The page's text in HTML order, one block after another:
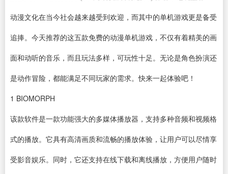
动漫文化在当今社会越来越受到欢迎，而其中的单机游戏更是备受
追捧。今天推荐的这五款免费的动漫单机游戏，不仅有着精美的画
面和动听的音乐，而且玩法多样，可玩性十足。无论是角色扮演还
是动作冒险，都能满足不同玩家的需求。快来一起体验吧！
1 BIOMORPH
该款软件是一款功能强大的多媒体播放器 ，支持多种音频和视频格
式的播放。它具有高清画质和流畅的播放体验，让用户可以尽情享
受影音娱乐。同时，它还支持在线下载和离线播放，方便用户随时